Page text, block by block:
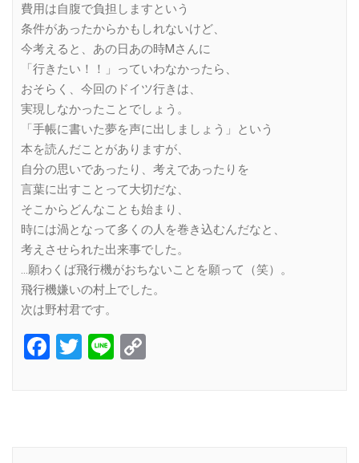
費用は自腹で負担しますという
条件があったからかもしれないけど、
今考えると、あの日あの時Mさんに
「行きたい！！」っていわなかったら、
おそらく、今回のドイツ行きは、
実現しなかったことでしょう。
「手帳に書いた夢を声に出しましょう」という
本を読んだことがありますが、
自分の思いであったり、考えであったりを
言葉に出すことって大切だな、
そこからどんなことも始まり、
時には渦となって多くの人を巻き込むんだなと、
考えさせられた出来事でした。
…願わくば飛行機がおちないことを願って（笑）。
飛行機嫌いの村上でした。
次は野村君です。
Facebook
Twitter
Line